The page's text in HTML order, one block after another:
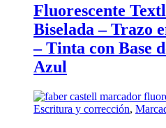
Fluorescente
Biselada – Trazo
– Tinta con Base
Azul
Escritura y corrección,